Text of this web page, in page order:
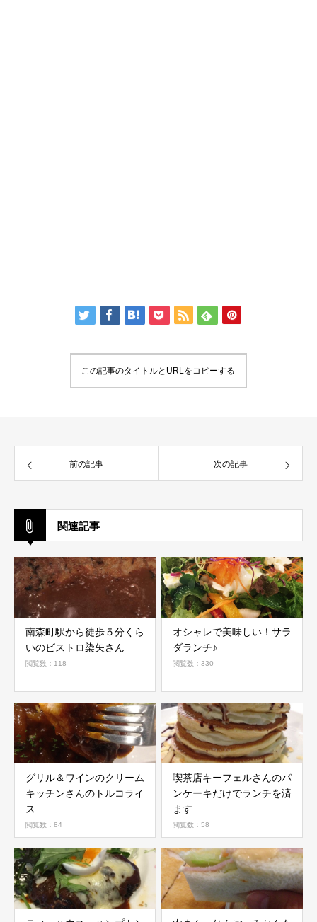
この記事のタイトルとURLをコピーする
前の記事 次の記事
関連記事
南森町駅から徒歩５分くら
いのビストロ染矢さん
閲覧数：118
オシャレで美味しい！サラ
ダランチ♪
閲覧数：330
グリル＆ワインのクリーム
キッチンさんのトルコライ
ス
閲覧数：84
喫茶店キーフェルさんのパ
ンケーキだけでランチを済
ます
閲覧数：58